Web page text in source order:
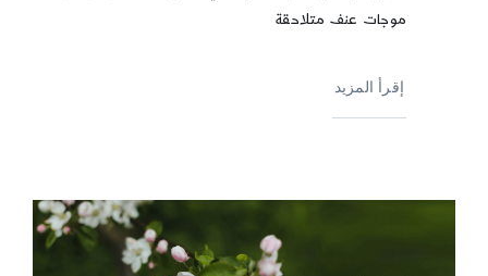
موجات عنف متلاحقة
إقرأ المزيد